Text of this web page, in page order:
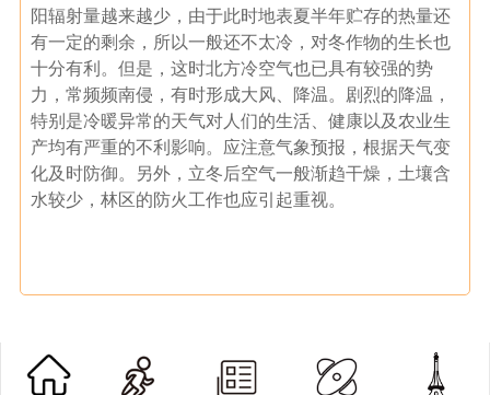
阳辐射量越来越少，由于此时地表夏半年贮存的热量还
有一定的剩余，所以一般还不太冷，对冬作物的生长也
十分有利。但是，这时北方冷空气也已具有较强的势
力，常频频南侵，有时形成大风、降温。剧烈的降温，
特别是冷暖异常的天气对人们的生活、健康以及农业生
产均有严重的不利影响。应注意气象预报，根据天气变
化及时防御。另外，立冬后空气一般渐趋干燥，土壤含
水较少，林区的防火工作也应引起重视。